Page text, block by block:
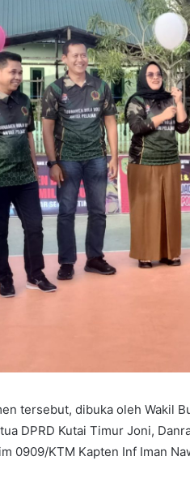
tersebut, dibuka oleh Wakil
DPRD Kutai Timur Joni,
0909/KTM Kapten Inf Iman